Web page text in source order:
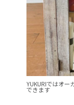
YUKURIではオー
できます